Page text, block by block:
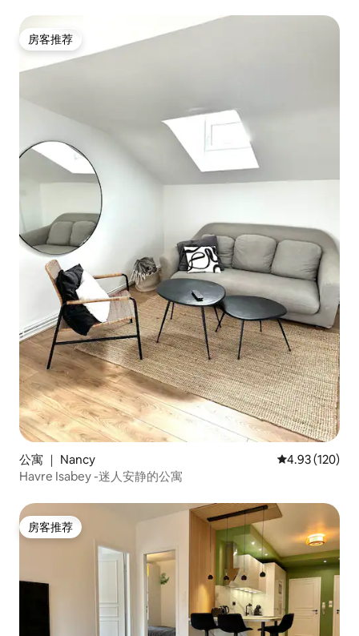
房客推荐
房客推荐
公寓 ｜ Nancy 平均评分 4.93
4.93 (120)
Havre Isabey -迷人安静的公寓
房客推荐
房客推荐